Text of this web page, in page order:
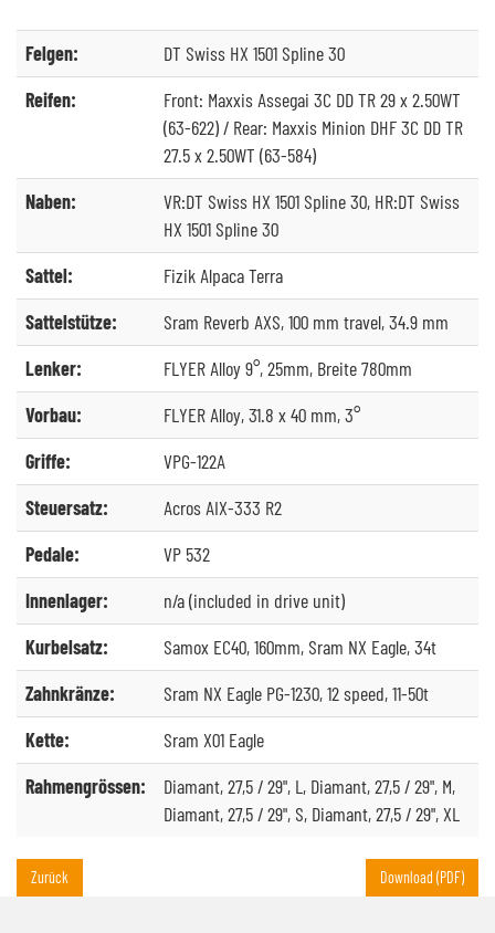
Felgen:
DT Swiss HX 1501 Spline 30
Reifen:
Front: Maxxis Assegai 3C DD TR 29 x 2.50WT
(63-622) / Rear: Maxxis Minion DHF 3C DD TR
27.5 x 2.50WT (63-584)
Naben:
VR:DT Swiss HX 1501 Spline 30, HR:DT Swiss
HX 1501 Spline 30
Sattel:
Fizik Alpaca Terra
Sattelstütze:
Sram Reverb AXS, 100 mm travel, 34.9 mm
Lenker:
FLYER Alloy 9°, 25mm, Breite 780mm
Vorbau:
FLYER Alloy, 31.8 x 40 mm, 3°
Griffe:
VPG-122A
Steuersatz:
Acros AIX-333 R2
Pedale:
VP 532
Innenlager:
n/a (included in drive unit)
Kurbelsatz:
Samox EC40, 160mm, Sram NX Eagle, 34t
Zahnkränze:
Sram NX Eagle PG-1230, 12 speed, 11-50t
Kette:
Sram X01 Eagle
Rahmengrössen:
Diamant, 27,5 / 29", L, Diamant, 27,5 / 29", M,
Diamant, 27,5 / 29", S, Diamant, 27,5 / 29", XL
Zurück Download (PDF)